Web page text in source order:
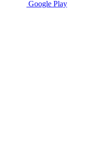
Google Play